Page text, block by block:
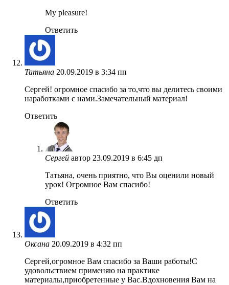
My pleasure!
Ответить
Татьяна 20.09.2019 в 3:34 пп
Сергей! огромное спасибо за то,что вы делитесь своими
наработками с нами.Замечательный материал!
Ответить
Сергей автор 23.09.2019 в 6:45 дп
Татьяна, очень приятно, что Вы оценили новый
урок! Огромное Вам спасибо!
Ответить
Оксана 20.09.2019 в 4:32 пп
Сергей,огромное Вам спасибо за Ваши работы!С
удовольствием применяю на практике
материалы,приобретенные у Вас.Вдохновения Вам на